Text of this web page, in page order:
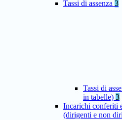
Tassi di assenza 3
Tassi di
in tabelle) 3
Incarichi conferiti
(dirigenti e non